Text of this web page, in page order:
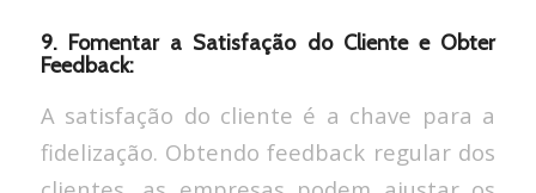
9. Fomentar a Satisfação do Cliente e Obter
Feedback:
A satisfação do cliente é a chave para a
fidelização. Obtendo feedback regular dos